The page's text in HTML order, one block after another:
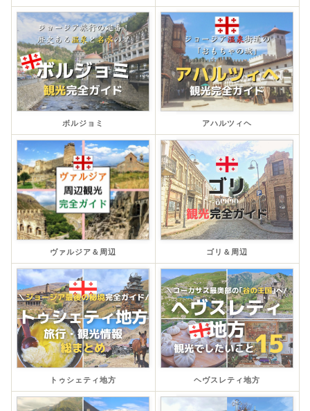
ボルジョミ アハルツィヘ
ヴァルジア＆周辺 ゴリ＆周辺
トゥシェティ地方 ヘヴスレティ地方